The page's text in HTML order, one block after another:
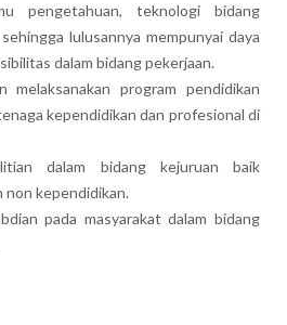
pengetahuan, teknologi bidang
lulusannya mempunyai daya
dalam bidang pekerjaan.
melaksanakan program pendidikan
kependidikan dan profesional di
dalam bidang kejuruan baik
non kependidikan.
pada masyarakat dalam bidang